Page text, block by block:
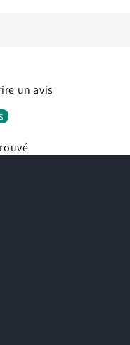
un avis
ajouter des